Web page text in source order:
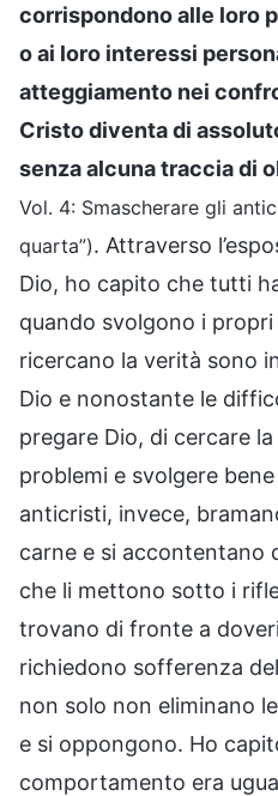
corrispondono alle loro
o ai loro interessi
atteggiamento nei
Cristo diventa di
senza alcuna traccia di
Vol. 4: Smascherare gli
quarta”). Attraverso
Dio, ho capito che tutti
quando svolgono i
ricercano la verità sono
Dio e nonostante le
pregare Dio, di cercare
problemi e svolgere
anticristi, invece,
carne e si accontentano
che li mettono sotto i
trovano di fronte a
richiedono sofferenza
non solo non eliminano
e si oppongono. Ho
comportamento era